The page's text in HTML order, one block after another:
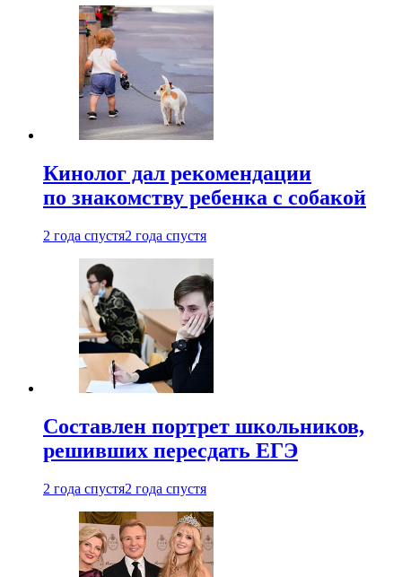
Кинолог дал рекомендации
по знакомству ребенка с собакой
2 года спустя2 года спустя
Составлен портрет школьников,
решивших пересдать ЕГЭ
2 года спустя2 года спустя